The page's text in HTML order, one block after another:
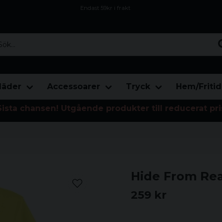
Endast 59kr i frakt
Accessoarer Tryck Hem/Fritid
chansen! Utgående produkter till reducerat
Hide From
259 kr